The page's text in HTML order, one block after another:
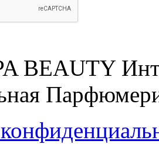
BEAUTY